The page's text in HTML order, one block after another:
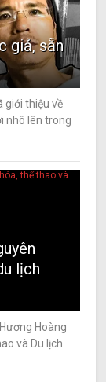
giả, sẵn
giới thiệu về
nhô lên trong
lịch
Hoàng
và Du lịch